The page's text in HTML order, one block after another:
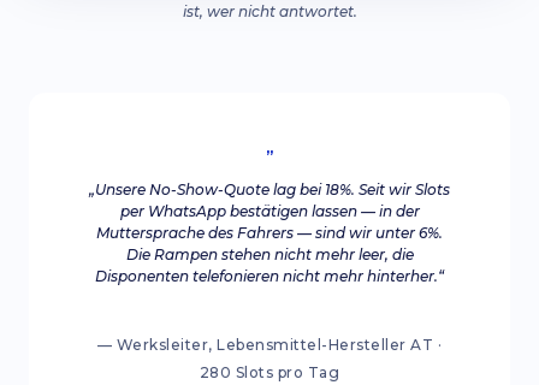
ist, wer nicht antwortet.
„
„Unsere No-Show-Quote lag bei 18%. Seit wir Slots
per WhatsApp bestätigen lassen — in der
Muttersprache des Fahrers — sind wir unter 6%.
Die Rampen stehen nicht mehr leer, die
Disponenten telefonieren nicht mehr hinterher.“
— Werksleiter, Lebensmittel-Hersteller AT ·
280 Slots pro Tag